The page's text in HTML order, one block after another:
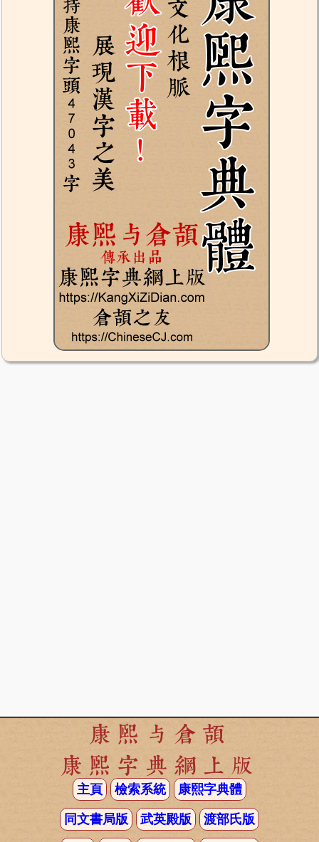
康熙与倉頡
康熙字典網上版
主頁 檢索系統 康熙字典體
同文書局版 武英殿版 渡部氏版